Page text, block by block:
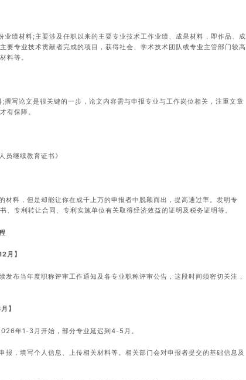
绩材料;主要涉及任职以来的主要专业技术工作业绩、成果材料，即作品、成
要专业技术贡献者完成的项目，获得社会、学术技术团队或专业主管部门较高
料等。
撰写论文是很关键的一步，论文内容需与申报专业与工作岗位相关，注重文章
有保障。
员继续教育证书》
材料，但是却能让你在成千上万的申报者中脱颖而出，提高通过率。发明专
、专利转让合同、专利实施单位有关取得经济效益的证明及税务证明等。
月】
发布当年度职称评审工作通知及各专业职称评审公告，这段时间须密切关注，
】
年1-3月开始，部分专业延迟到4-5月。
报，填写个人信息、上传相关材料等。相关部门会对申报者提交的基础信息及